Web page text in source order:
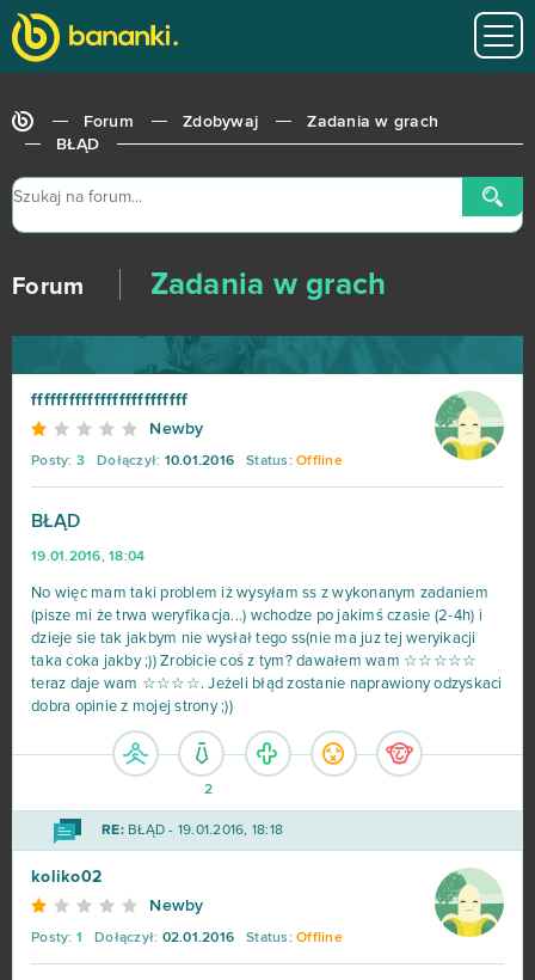
Forum Zdobywaj
Zadania w grach
BŁĄD
Forum Zadania w grach
fffffffffffffffffffffffff
Newby
Posty: 3 Dołączył: 10.01.2016 Status: Offline
BŁĄD
19.01.2016, 18:04
No więc mam taki problem iż wysyłam ss z wykonanym zadaniem
(pisze mi że trwa weryfikacja...) wchodze po jakimś czasie (2-4h) i
dzieje sie tak jakbym nie wysłał tego ss(nie ma juz tej weryikacji
taka coka jakby ;)) Zrobicie coś z tym? dawałem wam ☆☆☆☆☆
teraz daje wam ☆☆☆☆. Jeżeli błąd zostanie naprawiony odzyskaci
dobra opinie z mojej strony ;))
2
RE:BŁĄD - 19.01.2016, 18:18
koliko02
Newby
Posty: 1 Dołączył: 02.01.2016 Status: Offline